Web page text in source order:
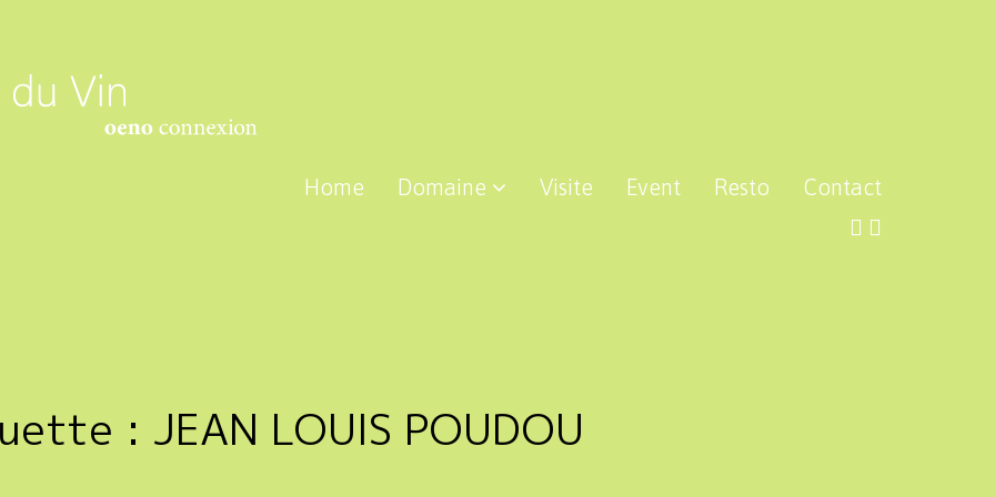
Home Domaine Visite Event Resto Contact
: JEAN LOUIS POUDOU